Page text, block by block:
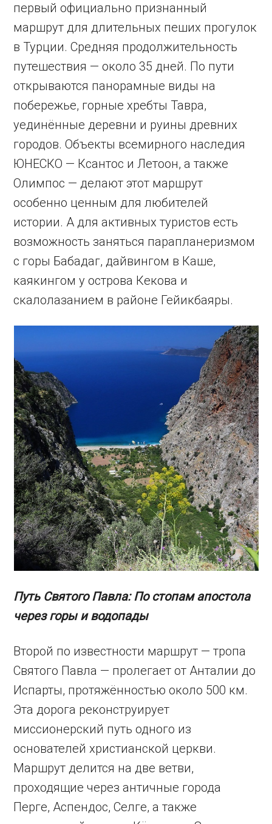
первый официально признанный
маршрут для длительных пеших прогулок
в Турции. Средняя продолжительность
путешествия — около 35 дней. По пути
открываются панорамные виды на
побережье, горные хребты Тавра,
уединённые деревни и руины древних
городов. Объекты всемирного наследия
ЮНЕСКО — Ксантос и Летоон, а также
Олимпос — делают этот маршрут
особенно ценным для любителей
истории. А для активных туристов есть
возможность заняться парапланеризмом
с горы Бабадаг, дайвингом в Каше,
каякингом у острова Кекова и
скалолазанием в районе Гейикбаяры.
Путь Святого Павла: По стопам апостола
через горы и водопады
Второй по известности маршрут — тропа
Святого Павла — пролегает от Анталии до
Испарты, протяжённостью около 500 км.
Эта дорога реконструирует
миссионерский путь одного из
основателей христианской церкви.
Маршрут делится на две ветви,
проходящие через античные города
Перге, Аспендос, Селге, а также